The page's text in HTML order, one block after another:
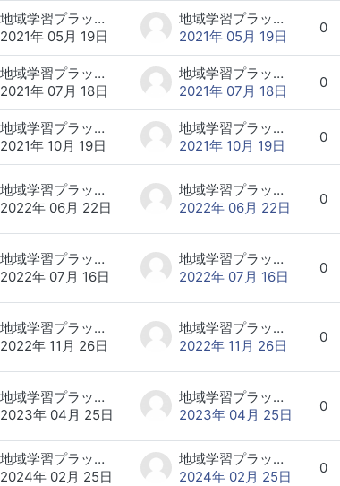
地域学習プラットフォーム研究会 事務局
2021年 05月 19日
地域学習プラットフォーム研究会 事務局
2021年 05月 19日
0
地域学習プラットフォーム研究会 事務局
2021年 07月 18日
地域学習プラットフォーム研究会 事務局
2021年 07月 18日
0
地域学習プラットフォーム研究会 事務局
2021年 10月 19日
地域学習プラットフォーム研究会 事務局
2021年 10月 19日
0
地域学習プラットフォーム研究会 事務局
2022年 06月 22日
地域学習プラットフォーム研究会 事務局
2022年 06月 22日
0
地域学習プラットフォーム研究会 事務局
2022年 07月 16日
地域学習プラットフォーム研究会 事務局
2022年 07月 16日
0
地域学習プラットフォーム研究会 事務局
2022年 11月 26日
地域学習プラットフォーム研究会 事務局
2022年 11月 26日
0
地域学習プラットフォーム研究会 事務局
2023年 04月 25日
地域学習プラットフォーム研究会 事務局
2023年 04月 25日
0
地域学習プラットフォーム研究会 事務局
2024年 02月 25日
地域学習プラットフォーム研究会 事務局
2024年 02月 25日
0